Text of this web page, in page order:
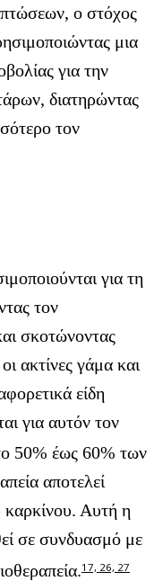
ο στόχος
μια
για την
διατηρώντας
τον
για τη
τον
σκοτώνοντας
ακτίνες γάμα και
είδη
για αυτόν τον
50% έως 60% των
αποτελεί
καρκίνου. Αυτή η
σε συνδυασμό με
17, 26, 27